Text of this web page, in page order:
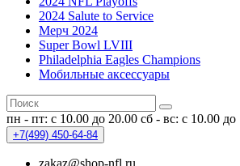
2024 Salute to Service
Мерч 2024
Super Bowl LVIII
Philadelphia Eagles Champions
Мобильные аксессуары
пн - пт: с 10.00 до 20.00 сб - вс: с 10.00 до
+7(499) 450-64-84
zakaz@shop-nfl.ru